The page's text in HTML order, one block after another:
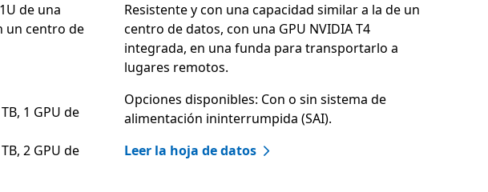
de una
un centro de
1 GPU de
2 GPU de
Resistente y con una capacidad similar a la de un
centro de datos, con una GPU NVIDIA T4
integrada, en una funda para transportarlo a
lugares remotos.
Opciones disponibles: Con o sin sistema de
alimentación ininterrumpida (SAI).
Leer la hoja de datos